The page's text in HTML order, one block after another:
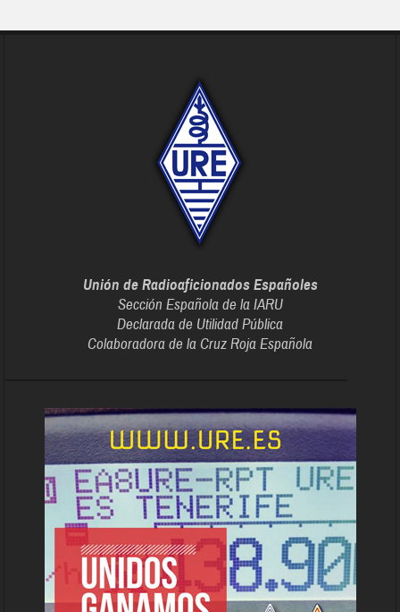
Unión de Radioaficionados Españoles
Sección Española de la IARU
Declarada de Utilidad Pública
Colaboradora de la Cruz Roja Española